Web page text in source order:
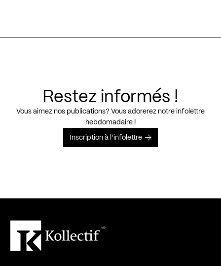
Restez informés !
Vous aimez nos publications? Vous adorerez notre infolettre
hebdomadaire !
Inscription à l’infolettre